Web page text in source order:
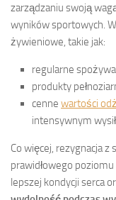
zarządzaniu swoją
wyników sportowych.
żywieniowe, takie jak:
regularne
produkty
cenne wartości
intensywnym
Co więcej, rezygnacja
prawidłowego
lepszej kondycji serca